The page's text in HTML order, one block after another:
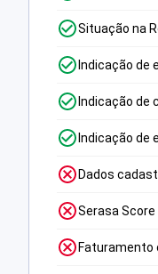
Situação na
Indicação de
Indicação de
Indicação de
Dados
Serasa
Faturamento